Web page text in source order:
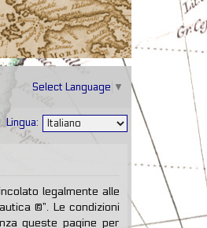
Select Language ▼
Lingua:
legalmente alle
®”. Le condizioni
queste pagine per